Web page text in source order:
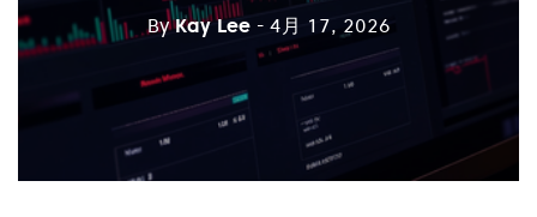
ByKay Lee - 4月 17, 2026